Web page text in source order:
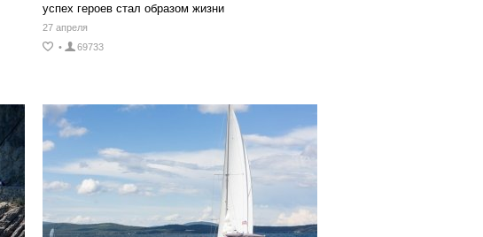
успех героев стал образом жизни
27 апреля
•
69733